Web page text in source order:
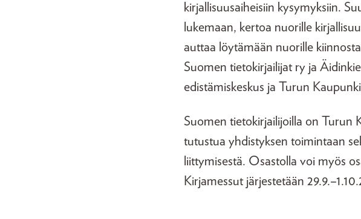
kirjallisuusaiheisiin kysymyksiin.
lukemaan, kertoa nuorille
auttaa löytämään nuorille
Suomen tietokirjailijat ry ja
edistämiskeskus ja Turun
Suomen tietokirjailijoilla on Turun
tutustua yhdistyksen toimintaan
liittymisestä. Osastolla voi myös
Kirjamessut järjestetään